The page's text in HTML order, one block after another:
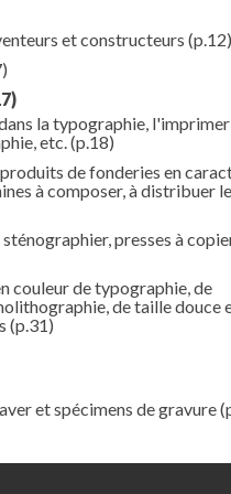
et constructeurs (p.12)
la typographie,
etc. (p.18)
de fonderies en
à composer, à distribuer
presses à
couleur de typographie, de
de taille douce
(p.31)
et spécimens de gravure